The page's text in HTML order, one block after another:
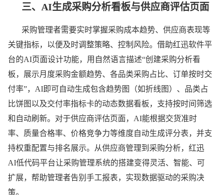
三、 AI生成采购分析看板与供应商评估页面
采购管理者需要实时掌握采购成本趋势、供应商表现等
关键指标，以便及时调整策略、控制风险。借助红迅软件平
台的AI页面设计功能，用自然语言描述“创建采购分析看
板，展示月度采购金额趋势、各品类采购占比、订单按时交
付率”，AI即可自动生成包含趋势图（如折线图）、品类占
比饼图以及交付率指标卡的动态数据看板，支持按时间筛选
和自动刷新。对于供应商评估页面，AI能根据交货准时
率、质量合格率、价格竞争力等维度自动生成评分表，并支
持权重配置与排名展示。从供应商管理到采购分析，红迅
AI低代码平台让采购管理系统的搭建变得灵活、智能、可
扩展，帮助管理者告别手工报表，实现数据驱动的采购决
策。